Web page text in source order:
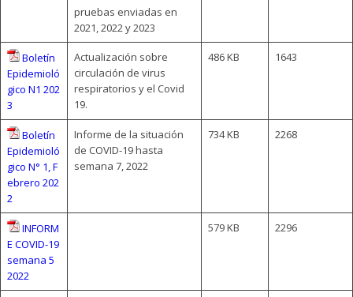
pruebas enviadas en
2021, 2022 y 2023
Boletín
Epidemioló
gico N1 202
3
Actualización sobre
circulación de virus
respiratorios y el Covid
19.
486 KB 1643
Boletín
Epidemioló
gico N° 1, F
ebrero 202
2
Informe de la situación
de COVID-19 hasta
semana 7, 2022
734 KB 2268
INFORM
E COVID-19
semana 5
2022
579 KB 2296